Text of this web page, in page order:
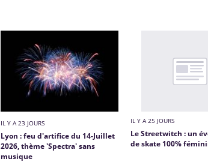
IL Y A 23 JOURS
Lyon : feu d'artifice du 14-Juillet
2026, thème 'Spectra' sans
musique
IL Y A 25 JOURS
Le Streetwitch : un
de skate 100%